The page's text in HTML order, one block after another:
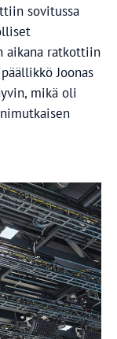
sovitussa
aikana ratkottiin
Joonas
mikä oli